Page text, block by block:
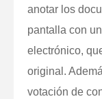
anotar los
pantalla con
electrónico,
original.
votación de